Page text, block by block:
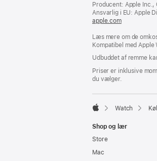
Producent: Apple Inc.,
Ansvarlig i EU: Apple
apple.com(åbner
et
nyt
vindue)
Læs mere om de
Kompatibel med
Udbuddet af remme
Priser er inklusive
du vælger.
Watch
Shop og lær
Store
Mac